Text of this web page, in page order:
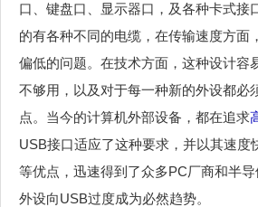
口、键盘口、显示器口，及各种卡式接
的有各种不同的电缆，在传输速度方面
偏低的问题。在技术方面，这种设计容
不够用，以及对于每一种新的外设都必
点。当今的计算机外部设备，都在追求
USB接口适应了这种要求，并以其速度
等优点，迅速得到了众多PC厂商和半导
外设向USB过度成为必然趋势。